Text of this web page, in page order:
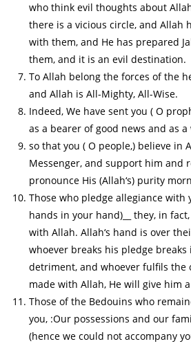
who think evil thoughts about
there is a vicious circle, and Allah
with them, and He has prepared
them, and it is an evil destination.
To Allah belong the forces of the
and Allah is All-Mighty, All-Wise.
Indeed, We have sent you ( O
as a bearer of good news and as
so that you ( O people,) believe in
Messenger, and support him and
pronounce His (Allah‘s) purity
Those who pledge allegiance with
hands in your hand)__ they, in
with Allah. Allah‘s hand is over
whoever breaks his pledge breaks
detriment, and whoever fulfils the
made with Allah, He will give him
Those of the Bedouins who
you, :Our possessions and our
(hence we could not accompany